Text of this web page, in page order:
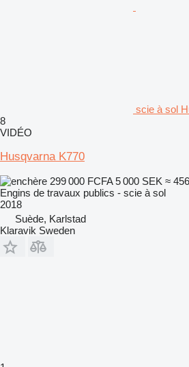
scie à sol
8
VIDÉO
Husqvarna K770
299 000 FCFA5 000 SEK ≈
Engins de travaux publics - scie à sol
2018
Suède, Karlstad
Klaravik Sweden